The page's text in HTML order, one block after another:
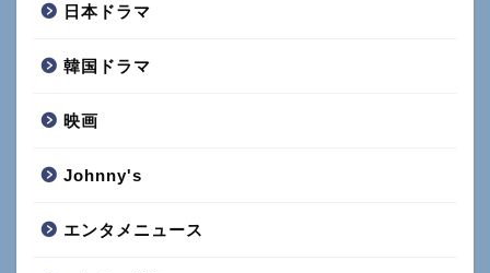
日本ドラマ
韓国ドラマ
映画
Johnny's
エンタメニュース